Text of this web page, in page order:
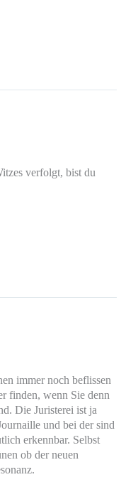
verfolgt, bist du
immer noch beflissen
finden, wenn Sie denn
Die Juristerei ist ja
und bei der sind
erkennbar. Selbst
ob der neuen